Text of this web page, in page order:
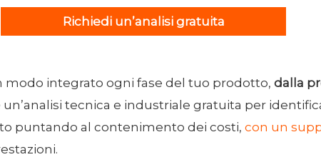
Richiedi un’analisi gratuita
modo integrato ogni fase del tuo prodotto, dalla
tecnica e industriale gratuita per
puntando al contenimento dei costi, con un